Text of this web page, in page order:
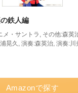
鉄人編
メ・サントラ, その他:森英
晃久, 演奏:森英治, 演奏:川
Amazonで探す